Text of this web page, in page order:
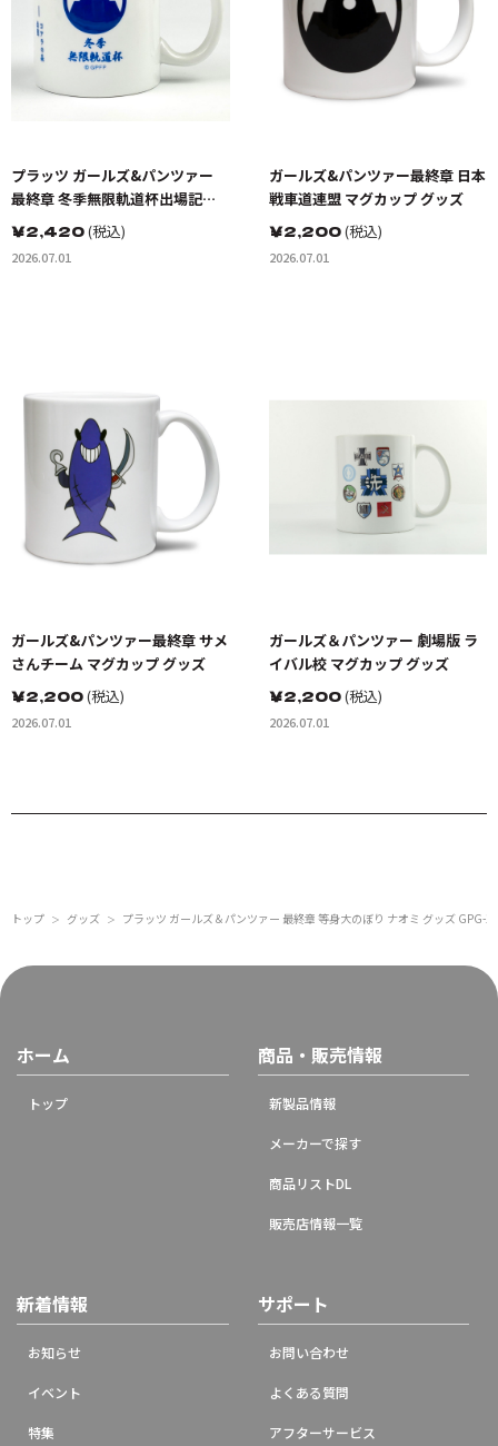
プラッツ ガールズ&パンツァー
最終章 冬季無限軌道杯出場記念
マグカップ グッズ
￥2,420(税込)
2026.07.01
ガールズ&パンツァー最終章 日本
戦車道連盟 マグカップ グッズ
￥2,200(税込)
2026.07.01
ガールズ&パンツァー最終章 サメ
さんチーム マグカップ グッズ
￥2,200(税込)
2026.07.01
ガールズ＆パンツァー 劇場版 ラ
イバル校 マグカップ グッズ
￥2,200(税込)
2026.07.01
トップ ＞ グッズ ＞ プラッツ ガールズ＆パンツァー 最終章 等身大のぼり ナオミ グッズ GPG-
ホーム
トップ
商品・販売情報
新製品情報
メーカーで探す
商品リストDL
販売店情報一覧
新着情報
お知らせ
イベント
特集
サポート
お問い合わせ
よくある質問
アフターサービス